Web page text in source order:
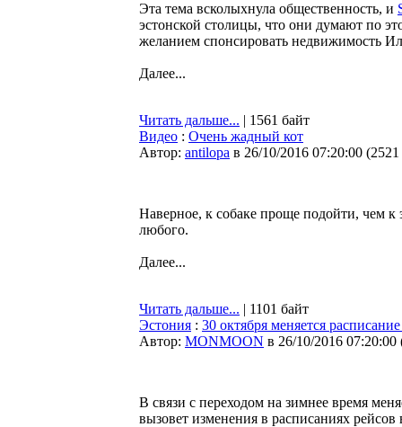
Эта тема всколыхнула общественность, и
эстонской столицы, что они думают по
желанием спонсировать недвижимость
Далее...
Читать дальше... | 1561 байт
Видео : Очень жадный кот
Автор: antilopa в 26/10/2016 07:20:00 (
Наверное, к собаке проще подойти, чем к
любого.
Далее...
Читать дальше... | 1101 байт
Эстония : 30 октября меняется
Автор: MONMOON в 26/10/2016 07:20:00
В связи с переходом на зимнее время
вызовет изменения в расписаниях